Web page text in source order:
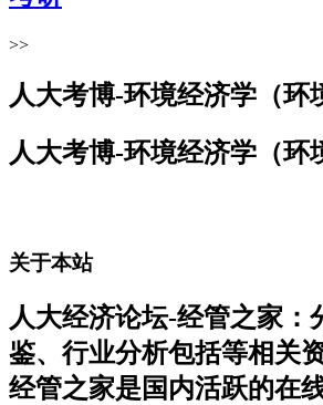
>>
人大考博-环境经济学（环
人大考博-环境经济学（环
关于本站
人大经济论坛-经管之家
鉴、行业分析包括等相关资
经管之家是国内活跃的在